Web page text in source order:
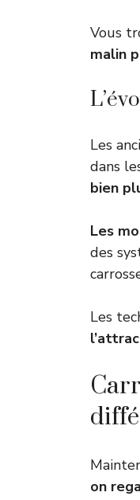
Vous
malin
Les
dans
bien
Les
des
Les
on